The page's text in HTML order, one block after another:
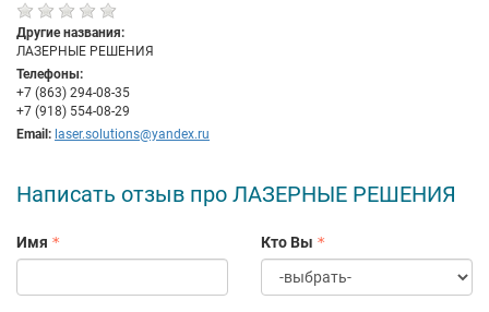
Другие названия:
ЛАЗЕРНЫЕ РЕШЕНИЯ
Телефоны:
+7 (863) 294-08-35
+7 (918) 554-08-29
Email: laser.solutions@yandex.ru
Написать отзыв про ЛАЗЕРНЫЕ РЕШЕНИЯ
Имя Кто Вы